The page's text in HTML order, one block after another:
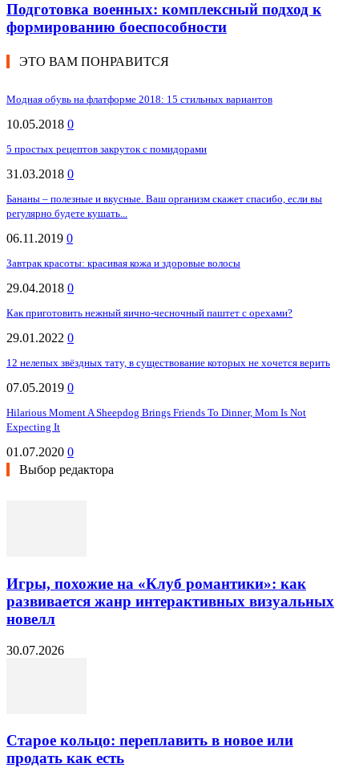
Подготовка военных: комплексный подход к
формированию боеспособности
ЭТО ВАМ ПОНРАВИТСЯ
Модная обувь на флатформе 2018: 15 стильных вариантов
10.05.2018 0
5 простых рецептов закруток с помидорами
31.03.2018 0
Бананы – полезные и вкусные. Ваш организм скажет спасибо, если вы
регулярно будете кушать...
06.11.2019 0
Завтрак красоты: красивая кожа и здоровые волосы
29.04.2018 0
Как приготовить нежный яично-чесночный паштет с орехами?
29.01.2022 0
12 нелепых звёздных тату, в существование которых не хочется верить
07.05.2019 0
Hilarious Moment A Sheepdog Brings Friends To Dinner, Mom Is Not
Expecting It
01.07.2020 0
Выбор редактора
Игры, похожие на «Клуб романтики»: как
развивается жанр интерактивных визуальных
новелл
30.07.2026
Старое кольцо: переплавить в новое или
продать как есть